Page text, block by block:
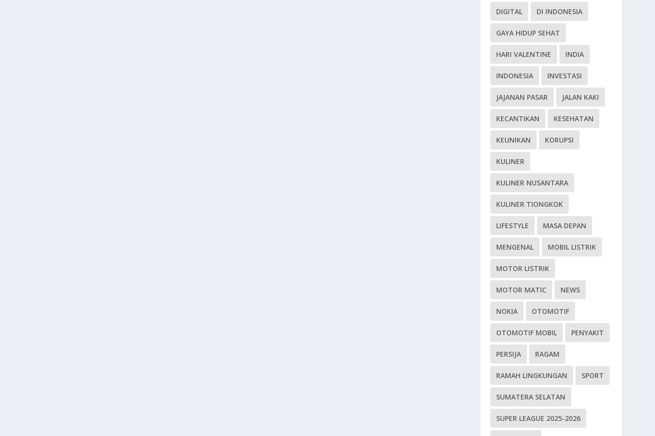
DIGITAL DI INDONESIA
GAYA HIDUP SEHAT
HARI VALENTINE INDIA
INDONESIA INVESTASI
JAJANAN PASAR JALAN KAKI
KECANTIKAN KESEHATAN
KEUNIKAN KORUPSI
KULINER
KULINER NUSANTARA
KULINER TIONGKOK
LIFESTYLE MASA DEPAN
MENGENAL MOBIL LISTRIK
MOTOR LISTRIK
MOTOR MATIC NEWS
NOKIA OTOMOTIF
OTOMOTIF MOBIL PENYAKIT
PERSIJA RAGAM
RAMAH LINGKUNGAN SPORT
SUMATERA SELATAN
SUPER LEAGUE 2025-2026